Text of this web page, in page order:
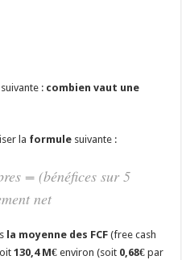
: combien vaut une
la formule suivante :
= (bénéfices sur 5
net
la moyenne des FCF (free cash
130,4 M€ environ (soit 0,68€ par